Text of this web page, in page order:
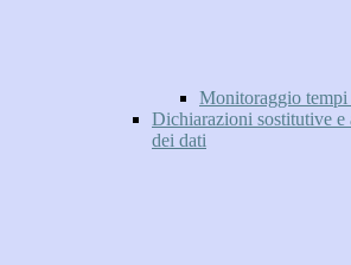
Monitoraggio tempi
Dichiarazioni sostitutive
dei dati